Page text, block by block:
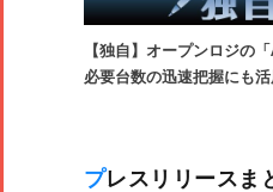
【独自】オープンロジの
必要台数の迅速把握にも
プレスリリース